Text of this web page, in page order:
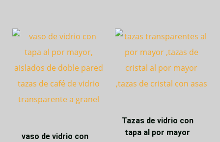
vaso de vidrio con
Tazas de vidrio con
tapa al por mayor